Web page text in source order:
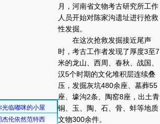
月，河南省文物考古研究所工作
人员开始对陈家沟遗址进行抢救
性发掘。
在这次抢救发掘接近尾声
时，考古工作者发现了厚度3至7
米的龙山、西周、春秋、战国、
汉5个时期的文化堆积层连续叠
压，发掘灰坑480余座、墓葬55
座、壕沟2条、陶窑8座，出土青
铜、玉、陶、石、骨、蚌等地质
文物300余件。